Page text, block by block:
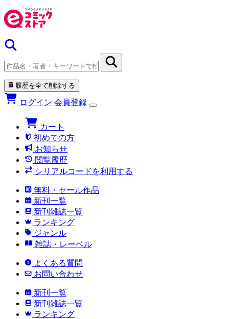
履歴を全て削除する
ログイン 会員登録
カート
初めての方
お知らせ
閲覧履歴
シリアルコードを利用する
無料・セール作品
新刊一覧
新刊雑誌一覧
ランキング
ジャンル
雑誌・レーベル
よくある質問
お問い合わせ
新刊一覧
新刊雑誌一覧
ランキング